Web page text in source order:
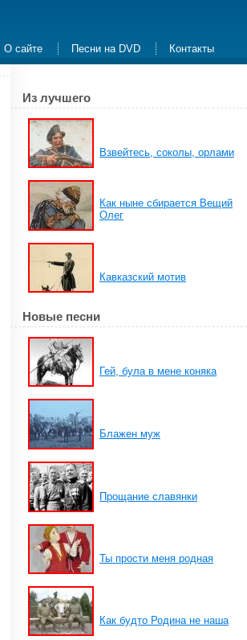
О сайте Песни на DVD Контакты
Из лучшего
Взвейтесь, соколы, орлами
Как ныне сбирается Вещий
Олег
Кавказский мотив
Новые песни
Гей, була в мене коняка
Блажен муж
Прощание славянки
Ты прости меня родная
Как будто Родина не наша